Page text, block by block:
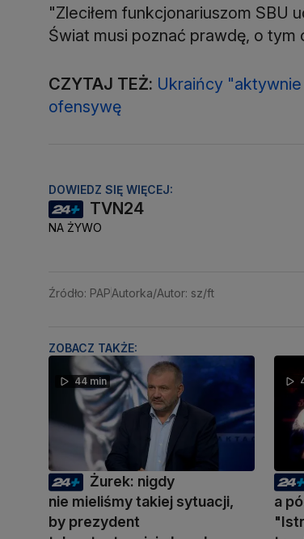
"Zleciłem funkcjonariuszom SBU
Świat musi poznać prawdę, o tym
CZYTAJ TEŻ: Ukraińcy "aktywnie
ofensywę
DOWIEDZ SIĘ WIĘCEJ:
TVN24
NA ŻYWO
Źródło: PAPAutorka/Autor: sz/ft
ZOBACZ TAKŻE:
44 min
Żurek: nigdy
nie mieliśmy takiej sytuacji,
by prezydent
a